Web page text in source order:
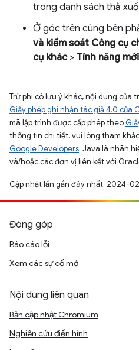
trong danh sách thả
Ở góc trên cùng bên
và kiểm soát Công cụ
cụ khác> Tính năng mới
Trừ phi có lưu ý khác, nội dung của
Giấy phép ghi nhận tác giả 4.0 của
mã lập trình được cấp phép theo
thông tin chi tiết, vui lòng tham
Google Developers. Java là nhãn
và/hoặc các đơn vị liên kết với
Cập nhật lần gần đây nhất: 2024-
Đóng góp
Báo cáo lỗi
Xem các sự cố mở
Nội dung liên quan
Bản cập nhật Chromium
Nghiên cứu điển hình